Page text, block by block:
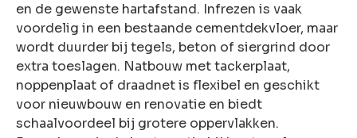
en de gewenste hartafstand. Infrezen is vaak
voordelig in een bestaande cementdekvloer, maar
wordt duurder bij tegels, beton of siergrind door
extra toeslagen. Natbouw met tackerplaat,
noppenplaat of draadnet is flexibel en geschikt
voor nieuwbouw en renovatie en biedt
schaalvoordeel bij grotere oppervlakken.